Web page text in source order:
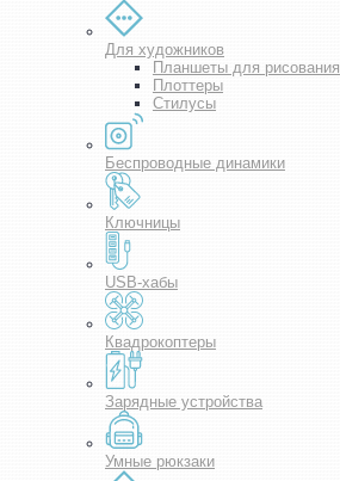
Для художников
Планшеты для рисования
Плоттеры
Стилусы
Беспроводные динамики
Ключницы
USB-хабы
Квадрокоптеры
Зарядные устройства
Умные рюкзаки